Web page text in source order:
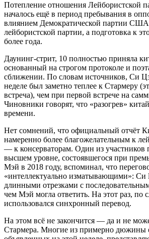
Потепление отношения Лейбористской
началось ещё в период пребывания в
влиянием Демократической партии
лейбористской партии, а подготовка к
более года.
Даунинг-стрит, 10 полностью приняла
основанный на строгом протоколе и
сближении. По словам источников, Си
неделе был заметно теплее к Стармеру
встреча), чем при первой встрече на
Чиновники говорят, что «разогрев»
времени.
Нет сомнений, что официальный отчёт
намеренно более благожелательным к
— к консерваторам. Один из участников
высшем уровне, состоявшегося при
Мэй в 2018 году, вспоминал, что
«интеллектуально изматывающими»: Си
длинными отрезками с
чем Мэй могла ответить. На этот раз, по
использовался синхронный перевод.
На этом всё не закончится — да и не
Стармера. Многие из примерно дюжины